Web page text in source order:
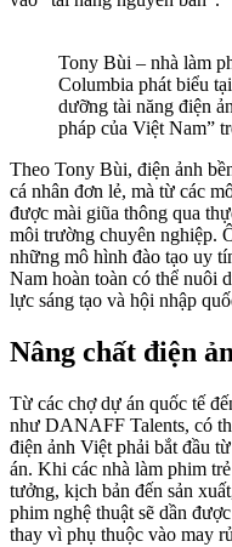
Tony Bùi – nhà làm
Columbia phát biểu
dưỡng tài năng điện
pháp của Việt Nam”
Theo Tony Bùi, điện ảnh
cá nhân đơn lẻ, mà từ các
được mài giũa thông qua
môi trường chuyên nghiệp.
những mô hình đào tạo uy
Nam hoàn toàn có thể nuôi
lực sáng tạo và hội nhập
Nâng chất điện
Từ các chợ dự án quốc tế
như DANAFF Talents, có
điện ảnh Việt phải bắt đầu
án. Khi các nhà làm phim
tưởng, kịch bản đến sản
phim nghệ thuật sẽ dần
thay vì phụ thuộc vào may